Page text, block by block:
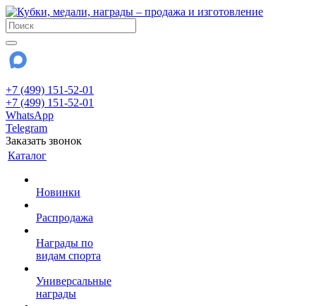
+7 (499) 151-52-01
+7 (499) 151-52-01
WhatsApp
Telegram
Заказать звонок
Каталог
Новинки
Распродажа
Награды по
видам спорта
Универсальные
награды